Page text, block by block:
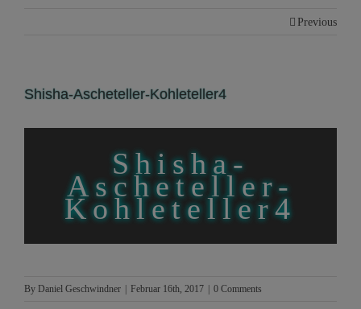
Previous
Shisha-Ascheteller-Kohleteller4
Shisha-
Ascheteller-
Kohleteller4
By Daniel Geschwindner Februar 16th, 2017 0 Comments